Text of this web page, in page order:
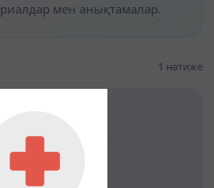
мен анықтамалар.
1 нәтиже